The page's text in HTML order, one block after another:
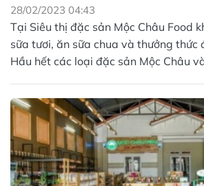
28/02/2023 04:43
Tại Siêu thị đặc sản Mộc Châu Food
sữa tươi, ăn sữa chua và thưởng thức
Hầu hết các loại đặc sản Mộc Châu